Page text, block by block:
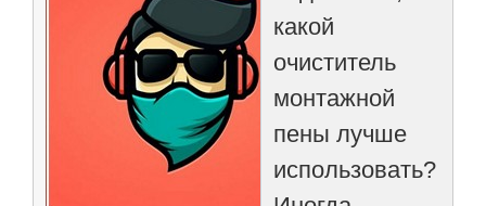
какой
очиститель
монтажной
пены лучше
использовать?